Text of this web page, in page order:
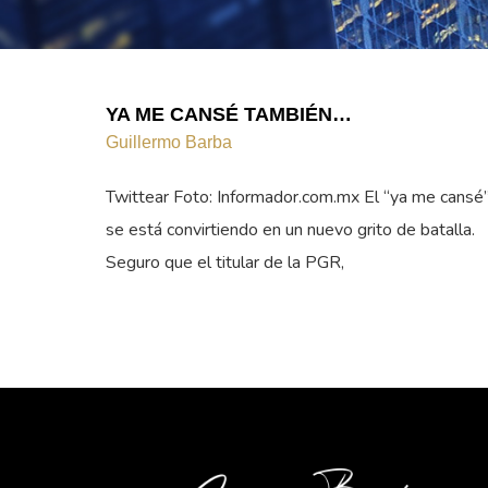
YA ME CANSÉ TAMBIÉN…
Guillermo Barba
Twittear Foto: Informador.com.mx El “ya me
se está convirtiendo en un nuevo grito de batalla.
Seguro que el titular de la PGR,